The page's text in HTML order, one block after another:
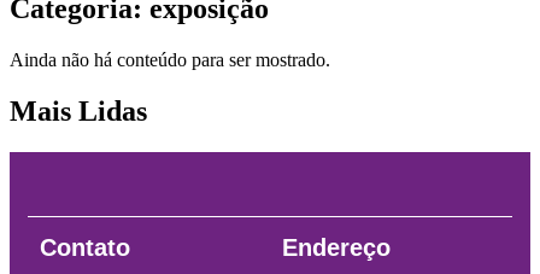
Categoria: exposição
Ainda não há conteúdo para ser mostrado.
Mais Lidas
Contato Endereço